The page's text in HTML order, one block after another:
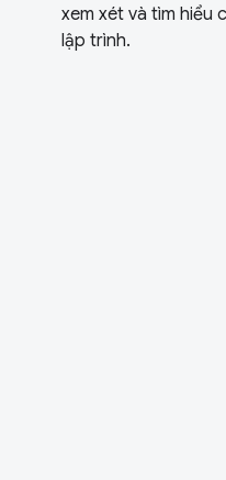
xem xét và tìm hiểu
lập trình.